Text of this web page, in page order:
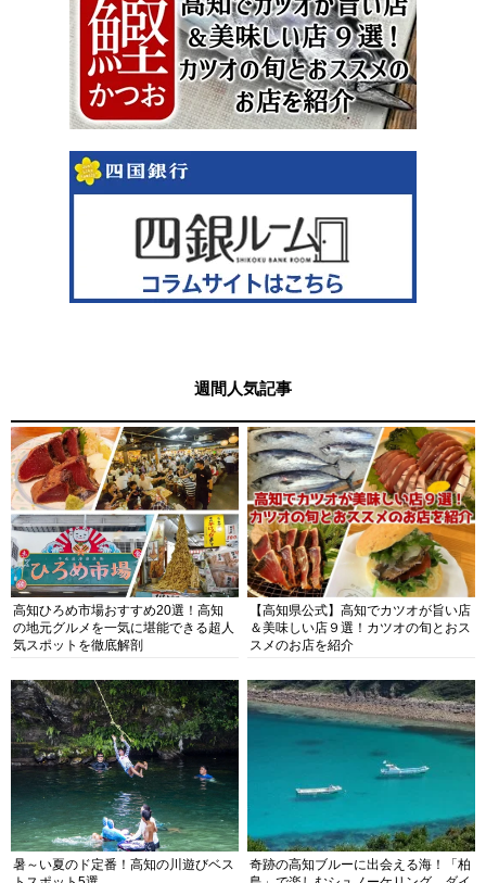
週間人気記事
高知ひろめ市場おすすめ20選！高知
の地元グルメを一気に堪能できる超人
気スポットを徹底解剖
【高知県公式】高知でカツオが旨い店
＆美味しい店９選！カツオの旬とおス
スメのお店を紹介
暑～い夏のド定番！高知の川遊びベス
奇跡の高知ブルーに出会える海！「柏